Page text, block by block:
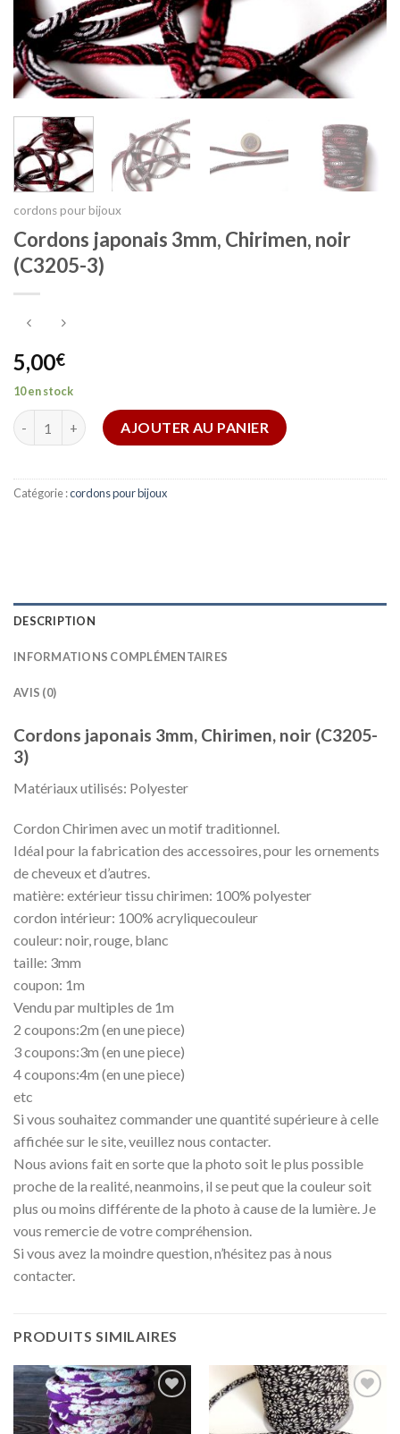
cordons pour bijoux
Cordons japonais 3mm, Chirimen, noir
(C3205-3)
5,00€
10 en stock
quantité de Cordons japonais 3mm, Chirimen, noir (C3205-3)
AJOUTER AU PANIER
Catégorie :cordons pour bijoux
DESCRIPTION
INFORMATIONS COMPLÉMENTAIRES
AVIS (0)
Cordons japonais 3mm, Chirimen, noir (C3205-
3)
Matériaux utilisés: Polyester
Cordon Chirimen avec un motif traditionnel.
Idéal pour la fabrication des accessoires, pour les ornements
de cheveux et d’autres.
matière: extérieur tissu chirimen: 100% polyester
cordon intérieur: 100% acryliquecouleur
couleur: noir, rouge, blanc
taille: 3mm
coupon: 1m
Vendu par multiples de 1m
2 coupons:2m (en une piece)
3 coupons:3m (en une piece)
4 coupons:4m (en une piece)
etc
Si vous souhaitez commander une quantité supérieure à celle
affichée sur le site, veuillez nous contacter.
Nous avions fait en sorte que la photo soit le plus possible
proche de la realité, neanmoins, il se peut que la couleur soit
plus ou moins différente de la photo à cause de la lumière. Je
vous remercie de votre compréhension.
Si vous avez la moindre question, n’hésitez pas à nous
contacter.
PRODUITS SIMILAIRES
Ajouter
à la liste
Ajouter
à la liste